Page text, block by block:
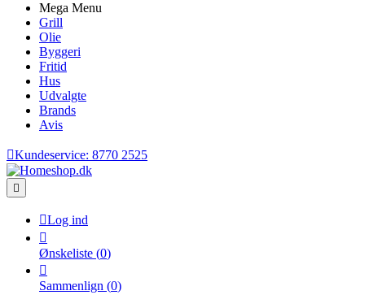
Mega Menu
Grill
Olie
Byggeri
Fritid
Hus
Udvalgte
Brands
Avis
Kundeservice: 8770 2525

Log ind

Ønskeliste (0)

Sammenlign (0)